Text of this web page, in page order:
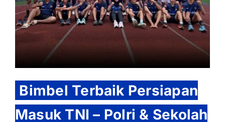
Bimbel Terbaik Persiapan
Masuk TNI – Polri & Sekolah